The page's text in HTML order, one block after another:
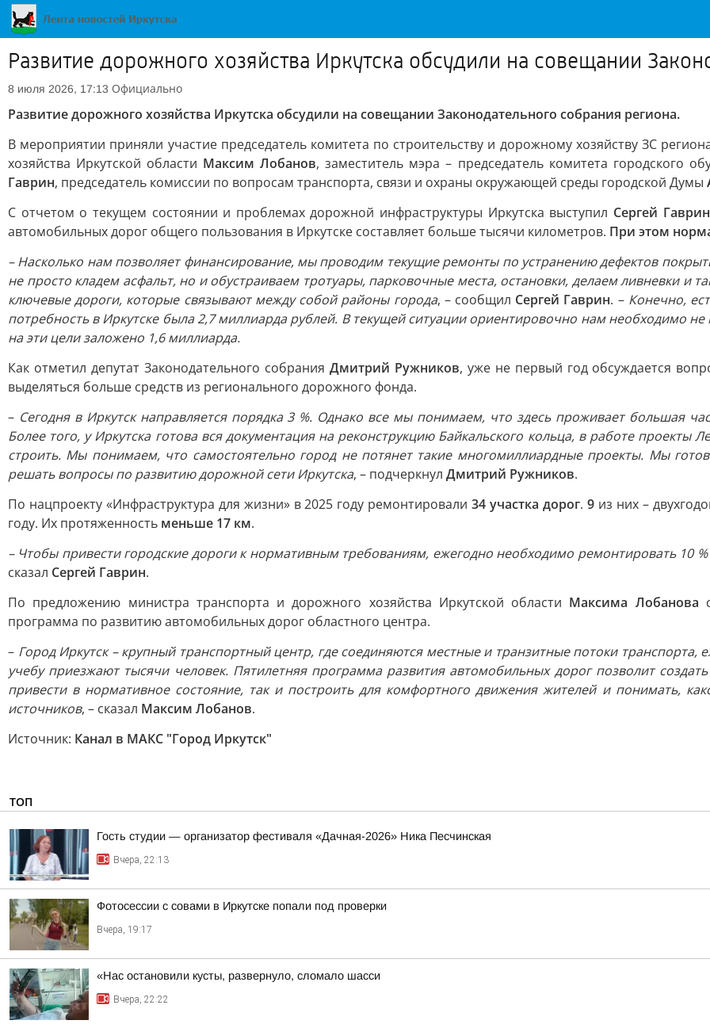
Развитие дорожного хозяйства Иркутска обсудили на совещании
8 июля 2026, 17:13 Официально
Развитие дорожного хозяйства Иркутска обсудили на совещании Законодательного собрания региона.
В мероприятии приняли участие председатель комитета по строительству и дорожному хозяйству ЗС
хозяйства Иркутской области Максим Лобанов, заместитель мэра – председатель комитета городского
Гаврин, председатель комиссии по вопросам транспорта, связи и охраны окружающей среды городской Думы
С отчетом о текущем состоянии и проблемах дорожной инфраструктуры Иркутска выступил Сергей Гаврин
автомобильных дорог общего пользования в Иркутске составляет больше тысячи километров. При этом
– Насколько нам позволяет финансирование, мы проводим текущие ремонты по устранению дефектов
не просто кладем асфальт, но и обустраиваем тротуары, парковочные места, остановки, делаем ливневки и
ключевые дороги, которые связывают между собой районы города, – сообщил Сергей Гаврин. – Конечно,
потребность в Иркутске была 2,7 миллиарда рублей. В текущей ситуации ориентировочно нам необходимо
на эти цели заложено 1,6 миллиарда.
Как отметил депутат Законодательного собрания Дмитрий Ружников, уже не первый год обсуждается
выделяться больше средств из регионального дорожного фонда.
– Сегодня в Иркутск направляется порядка 3 %. Однако все мы понимаем, что здесь проживает большая
Более того, у Иркутска готова вся документация на реконструкцию Байкальского кольца, в работе
строить. Мы понимаем, что самостоятельно город не потянет такие многомиллиардные проекты. Мы
решать вопросы по развитию дорожной сети Иркутска, – подчеркнул Дмитрий Ружников.
По нацпроекту «Инфраструктура для жизни» в 2025 году ремонтировали 34 участка дорог. 9из них –
году. Их протяженность меньше 17 км.
– Чтобы привести городские дороги к нормативным требованиям, ежегодно необходимо ремонтировать 10
сказал Сергей Гаврин.
По предложению министра транспорта и дорожного хозяйства Иркутской области Максима Лобанова
программа по развитию автомобильных дорог областного центра.
– Город Иркутск – крупный транспортный центр, где соединяются местные и транзитные потоки транспорта,
учебу приезжают тысячи человек. Пятилетняя программа развития автомобильных дорог позволит
привести в нормативное состояние, так и построить для комфортного движения жителей и понимать,
источников, – сказал Максим Лобанов.
Источник: Канал в МАКС "Город Иркутск"
ТОП
Гость студии — организатор фестиваля «Дачная-2026» Ника Песчинская
Вчера, 22:13
Фотосессии с совами в Иркутске попали под проверки
Вчера, 19:17
«Нас остановили кусты, развернуло, сломало шасси
Вчера, 22:22